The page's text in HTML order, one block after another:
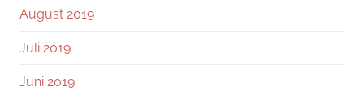
August 2019
Juli 2019
Juni 2019